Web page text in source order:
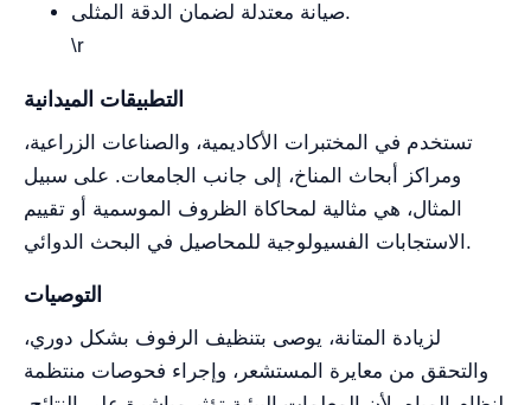
صيانة معتدلة لضمان الدقة المثلى.
\r
التطبيقات الميدانية
تستخدم في المختبرات الأكاديمية، والصناعات الزراعية،
ومراكز أبحاث المناخ، إلى جانب الجامعات. على سبيل
المثال، هي مثالية لمحاكاة الظروف الموسمية أو تقييم
الاستجابات الفسيولوجية للمحاصيل في البحث الدوائي.
التوصيات
لزيادة المتانة، يوصى بتنظيف الرفوف بشكل دوري،
والتحقق من معايرة المستشعر، وإجراء فحوصات منتظمة